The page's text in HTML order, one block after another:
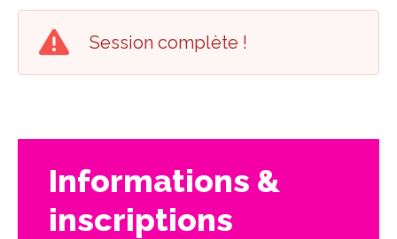
Session complète !
Informations &
inscriptions